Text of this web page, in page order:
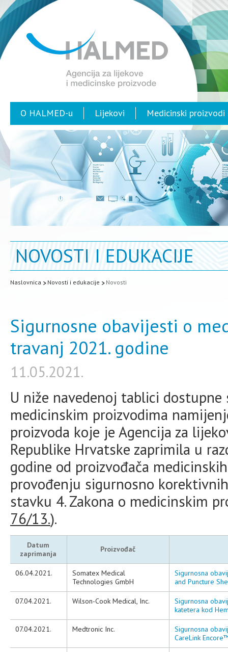
O HALMED-u Lijekovi Medicinski proizvodi
NOVOSTI I EDUKACIJE
Naslovnica Novosti i edukacije Novosti
Sigurnosne obavijesti o
travanj 2021. godine
11.05.2021.
U niže navedenoj tablici
medicinskim proizvodima
proizvoda koje je Agencija za
Republike Hrvatske zaprimila u
godine od proizvođača
provođenju sigurnosno
stavku 4. Zakona o medicinskim
76/13.).
Datum
zaprimanja
Proizvođač
06.04.2021.
Somatex Medical
Technologies GmbH
Sigurnosna
and Puncture
07.04.2021. Wilson-Cook Medical, Inc.
Sigurnosna
katetera kod
07.04.2021. Medtronic Inc.
Sigurnosna
CareLink